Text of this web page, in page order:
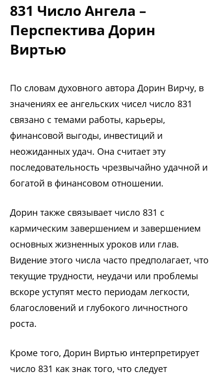
831 Число Ангела –
Перспектива Дорин
Виртью
По словам духовного автора Дорин Вирчу, в
значениях ее ангельских чисел число 831
связано с темами работы, карьеры,
финансовой выгоды, инвестиций и
неожиданных удач. Она считает эту
последовательность чрезвычайно удачной и
богатой в финансовом отношении.
Дорин также связывает число 831 с
кармическим завершением и завершением
основных жизненных уроков или глав.
Видение этого числа часто предполагает, что
текущие трудности, неудачи или проблемы
вскоре уступят место периодам легкости,
благословений и глубокого личностного
роста.
Кроме того, Дорин Виртью интерпретирует
число 831 как знак того, что следует